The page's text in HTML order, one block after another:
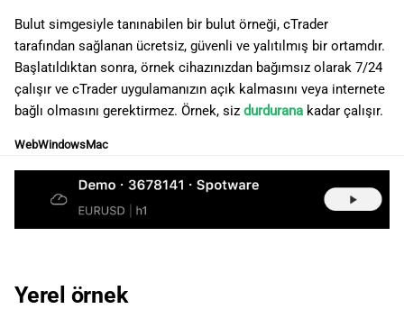
Italiano
Polski
Русский
y
r
Bulut simgesiyle tanınabilen bir bulut örneği, cTrader
tarafından sağlanan ücretsiz, güvenli ve yalıtılmış bir ortamdır.
Başlatıldıktan sonra, örnek cihazınızdan bağımsız olarak 7/24
çalışır ve cTrader uygulamanızın açık kalmasını veya internete
bağlı olmasını gerektirmez. Örnek, siz durdurana kadar çalışır.
WebWindowsMac
Yerel örnek